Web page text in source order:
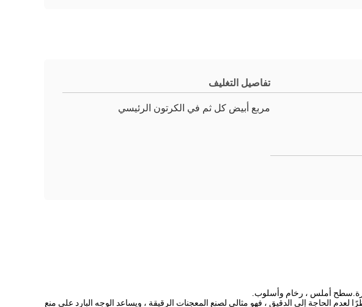
تفاصيل التغليف
مربع أبيض كل ثم في الكرتون الرئيسي
أملس ، رخام وأسلوب.
الحاجة إلى الدقيق ، فهو مثالي لصنع المعجنات الرقيقة ، ويساعد الوجه البارد على منع